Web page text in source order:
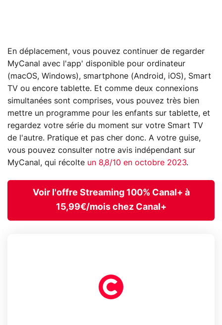
En déplacement, vous pouvez continuer de regarder
MyCanal avec l'app' disponible pour ordinateur
(macOS, Windows), smartphone (Android, iOS), Smart
TV ou encore tablette. Et comme deux connexions
simultanées sont comprises, vous pouvez très bien
mettre un programme pour les enfants sur tablette, et
regardez votre série du moment sur votre Smart TV
de l'autre. Pratique et pas cher donc. A votre guise,
vous pouvez consulter notre avis indépendant sur
MyCanal, qui récolte un 8,8/10 en octobre 2023.
Voir l'offre Streaming 100% Canal+ à
15,99€/mois chez Canal+